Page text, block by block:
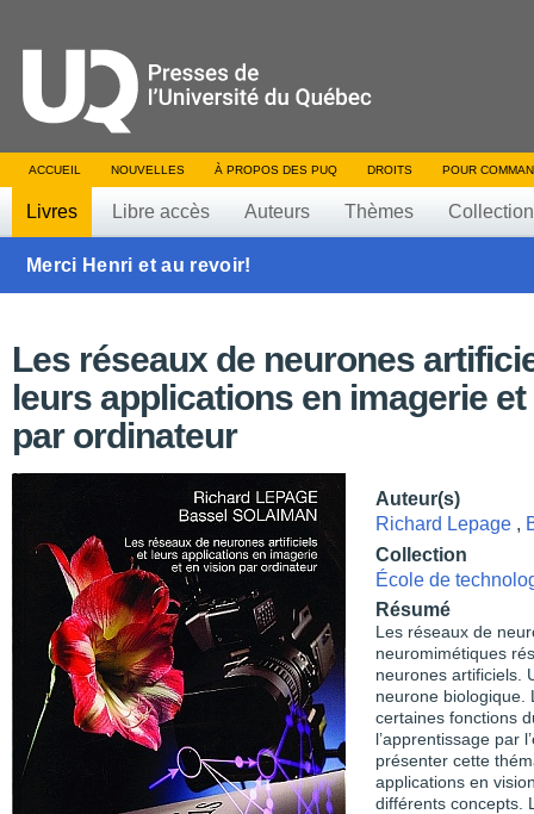
ACCUEIL NOUVELLES À PROPOS DES PUQ DROITS POUR
Livres Libre accès Auteurs Thèmes
Merci Henri et au revoir!
Les réseaux de neurones
leurs applications en imagerie
par ordinateur
Auteur(s)
Richard Lepage ,
Collection
École de
Résumé
Les réseaux de
neuromimétiques
neurones artificiels.
neurone biologique.
certaines fonctions
l’apprentissage par
présenter cette
applications en
différents concepts.